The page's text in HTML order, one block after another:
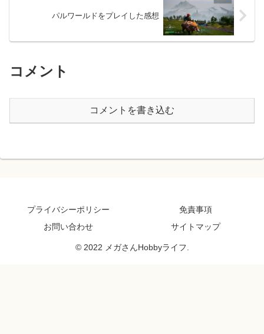
パルワールドをプレイした感想
コメント
コメントを書き込む
プライバシーポリシー
免責事項
お問い合わせ
サイトマップ
© 2022 メガさんHobbyライフ.